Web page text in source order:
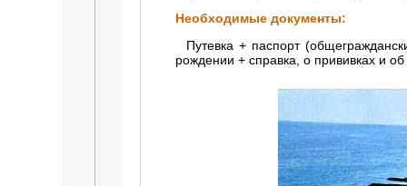
Необходимые документы:
Путевка + паспорт
рождении + справка, о прививках и